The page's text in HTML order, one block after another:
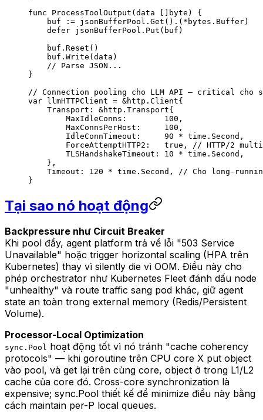
func ProcessToolOutput (data [] byte ) {
    buf
:= jsonBufferPool. Get ().( * bytes . Buffer)
    defer
jsonBufferPool. Put (buf)
    buf.
Reset ()
    buf.
Write (data)
    // Parse JSON...
}
// Connection pooling cho LLM API — critical cho
var llmHTTPClient = &http . Client{
    Transport:
&http . Transport{
        MaxIdleConns:
100 ,
        MaxConnsPerHost:
100 ,
        IdleConnTimeout:
90 * time.Second,
        ForceAttemptHTTP2:
true ,
// HTTP/2
        TLSHandshakeTimeout:
10 * time.Second,
    },
    Timeout:
120 * time.Second,
// Cho long-
}
Tại sao nó hoạt động
Backpressure như Circuit Breaker
Khi pool đầy, agent platform trả về lỗi "503 Service
Unavailable" hoặc trigger horizontal scaling (HPA trên
Kubernetes) thay vì silently die vì OOM. Điều này cho
phép orchestrator như Kubernetes Fleet đánh dấu node
"unhealthy" và route traffic sang pod khác, giữ agent
state an toàn trong external memory (Redis/Persistent
Volume).
Processor-Local Optimization
sync.Pool hoạt động tốt vì nó tránh "cache coherency
protocols" — khi goroutine trên CPU core X put object
vào pool, và get lại trên cùng core, object ở trong L1/L2
cache của core đó. Cross-core synchronization là
expensive; sync.Pool thiết kế để minimize điều này bằng
cách maintain per-P local queues.